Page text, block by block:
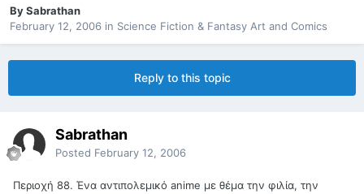
BySabrathan
February 12, 2006 in Science Fiction & Fantasy Art and Comics
Reply to this topic
Sabrathan
Posted February 12, 2006
Περιοχή 88. Ένα αντιπολεμικό anime με θέμα την φιλία, την